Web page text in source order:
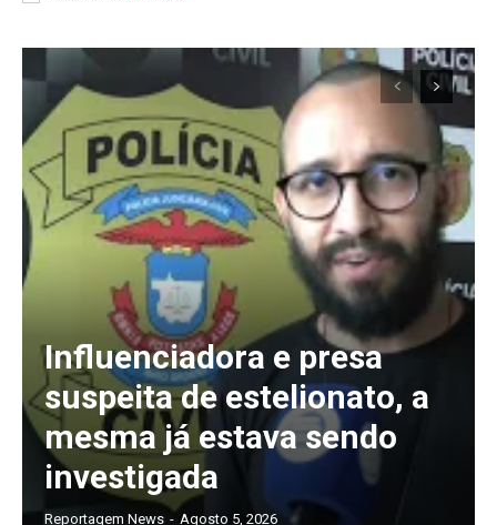
Influenciadora e presa
suspeita de estelionato, a
mesma já estava sendo
investigada
Reportagem News - Agosto 5, 2026